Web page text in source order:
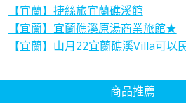
【宜蘭】捷絲旅宜蘭礁溪館
【宜蘭】宜蘭礁溪原湯商業旅館★
【宜蘭】山月22宜蘭礁溪Villa可以
商品推薦